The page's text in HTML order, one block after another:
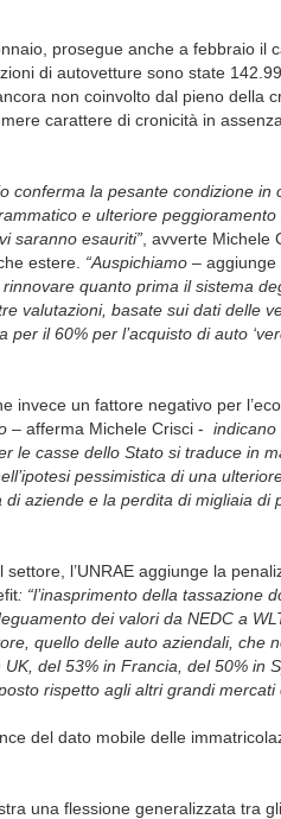
prosegue anche a febbraio il
di autovetture sono state
non coinvolto dal pieno della
carattere di cronicità in
conferma la pesante condizione in
e ulteriore
saranno esauriti” , avverte Michele
estere. “Auspichiamo – aggiunge
quanto prima il sistema
valutazioni, basate sui dati delle
il 60% per l’acquisto di auto
invece un fattore negativo per
– afferma Michele Crisci - indicano
le casse dello Stato si traduce in
pessimistica di una
aziende e la perdita di migliaia di
l’UNRAE aggiunge la
: “l’inasprimento della tassazione
dei valori da NEDC a
quello delle auto aziendali, che
del 53% in Francia, del 50% in
rispetto agli altri grandi mercati
del dato mobile delle
una flessione generalizzata tra gli